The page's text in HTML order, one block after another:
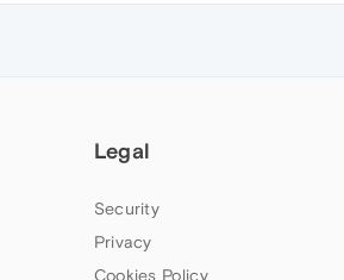
Legal
Security
Privacy
Cookies Policy